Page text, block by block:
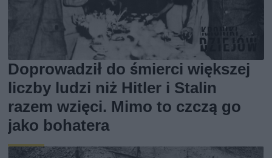
Doprowadził do śmierci większej
liczby ludzi niż Hitler i Stalin
razem wzięci. Mimo to czczą go
jako bohatera